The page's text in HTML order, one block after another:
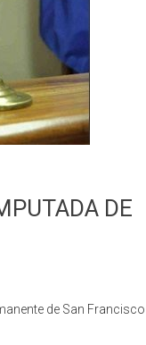
DE
de San Francisco